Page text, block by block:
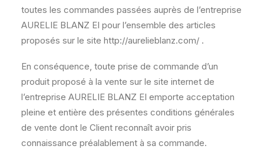
toutes les commandes passées auprès de l’entreprise
AURELIE BLANZ EI pour l’ensemble des articles
proposés sur le site http://aurelieblanz.com/ .
En conséquence, toute prise de commande d’un
produit proposé à la vente sur le site internet de
l’entreprise AURELIE BLANZ EI emporte acceptation
pleine et entière des présentes conditions générales
de vente dont le Client reconnaît avoir pris
connaissance préalablement à sa commande.